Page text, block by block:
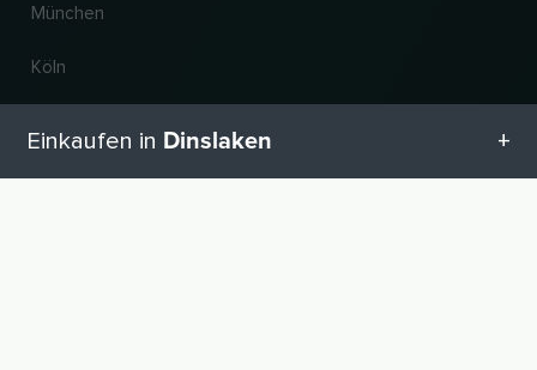
München
Köln
Hannover
Einkaufen in Dinslaken